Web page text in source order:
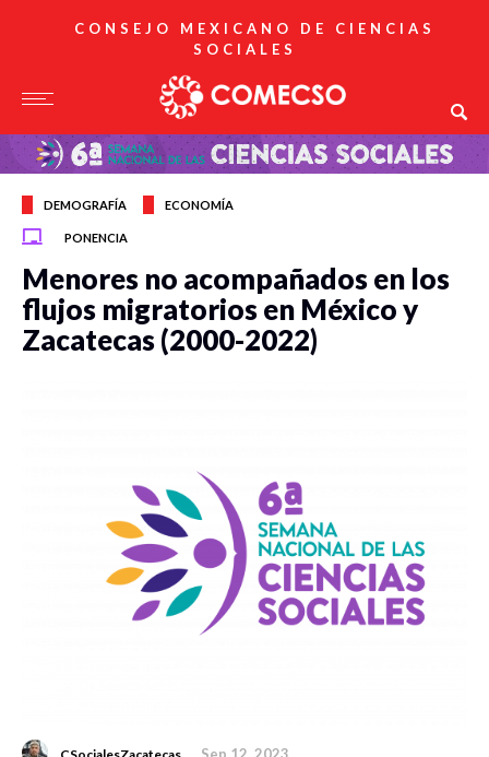
CONSEJO MEXICANO DE CIENCIAS
SOCIALES
DEMOGRAFÍA ECONOMÍA
PONENCIA
Menores no acompañados en los
flujos migratorios en México y
Zacatecas (2000-2022)